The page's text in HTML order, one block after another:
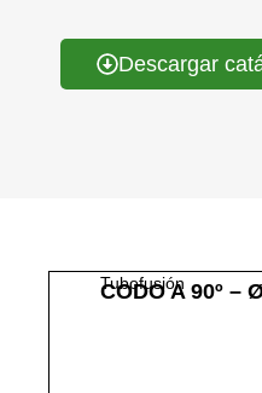
Descargar
Tubofusión
CODO A 90º –